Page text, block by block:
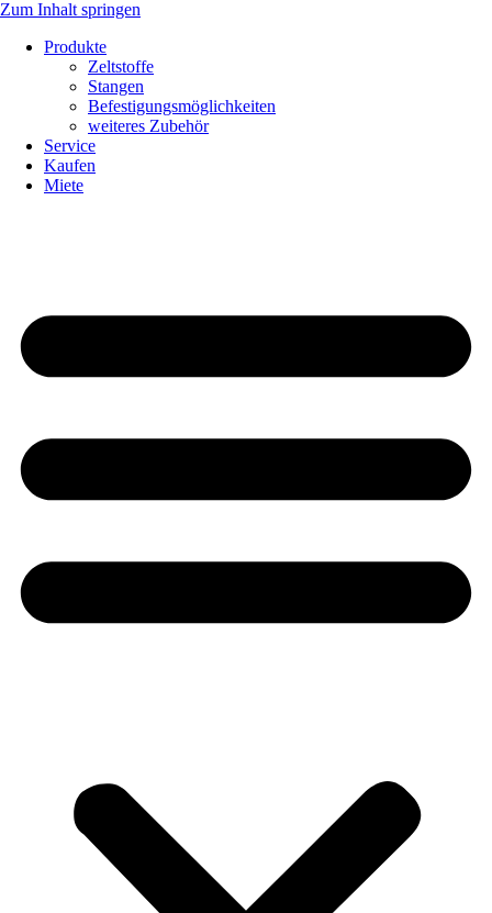
Zum Inhalt springen
Produkte
Zeltstoffe
Stangen
Befestigungsmöglichkeiten
weiteres Zubehör
Service
Kaufen
Miete